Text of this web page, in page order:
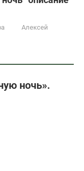
Алексей
ночь».